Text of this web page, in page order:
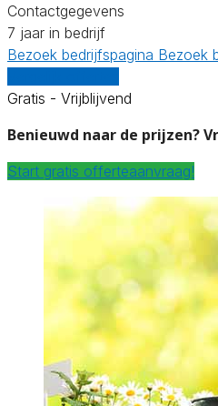
Contactgegevens
7 jaar in bedrijf
Bezoek bedrijfspagina Bezoek
Gratis - Vrijblijvend
Benieuwd naar de prijzen?
Start gratis offerteaanvraag!